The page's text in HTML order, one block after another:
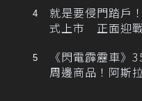
就是要侵門踏戶
式上市 正面迎
《閃電霹靂車》
周邊商品！阿斯